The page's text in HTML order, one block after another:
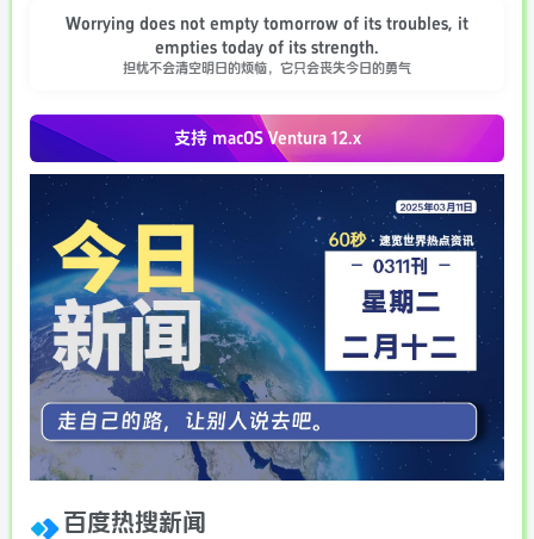
Worrying does not empty tomorrow of its troubles, it
empties today of its strength.
担忧不会清空明日的烦恼，它只会丧失今日的勇气
支持 macOSVentura 12.x
百度热搜新闻